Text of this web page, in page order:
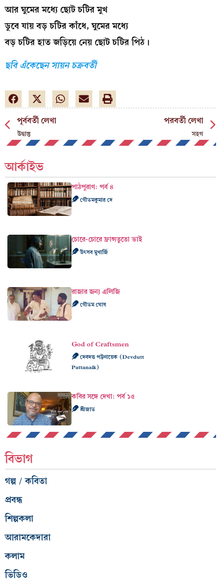
আর ঘুমের মধ্যে ছোট চটির মুখ
ডুবে যায় বড় চটির কাঁধে, ঘুমের মধ্যে
বড় চটির হাত জড়িয়ে নেয় ছোট চটির পিঠ।
ছবি এঁকেছেন সায়ন চক্রবর্তী
পূর্ববর্তী লেখা
উদ্বাস্তু
পরবর্তী লেখা
সহগ
আর্কাইভ
পাঠপুরাণ: পর্ব ৪
গৌতমকুমার দে
চোরে-চোরে ফ্রান্সতুতো ভাই
উৎসব মুখার্জি
রাজার জন্য এলিজি
গৌতম ঘোষ
God of Craftsmen
দেবদত্ত পট্টনায়েক (Devdutt
Pattanaik)
কবির সঙ্গে দেখা: পর্ব ১৫
শ্রীজাত
বিভাগ
গল্প / কবিতা
প্রবন্ধ
শিল্পকলা
আরামকেদারা
কলাম
ভিডিও